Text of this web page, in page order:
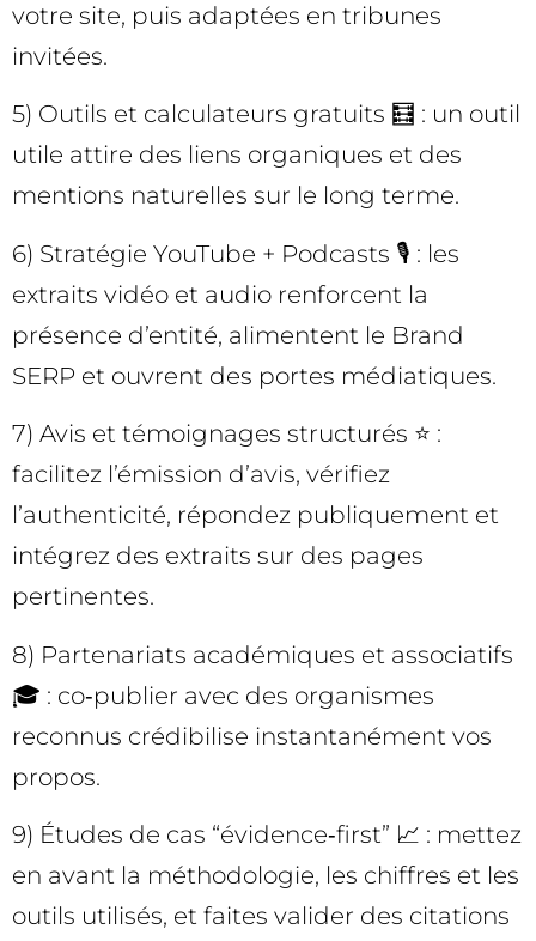
votre site, puis adaptées en tribunes
invitées.
5) Outils et calculateurs gratuits 🧮 : un outil
utile attire des liens organiques et des
mentions naturelles sur le long terme.
6) Stratégie YouTube + Podcasts 🎙️ : les
extraits vidéo et audio renforcent la
présence d’entité, alimentent le Brand
SERP et ouvrent des portes médiatiques.
7) Avis et témoignages structurés ⭐ :
facilitez l’émission d’avis, vérifiez
l’authenticité, répondez publiquement et
intégrez des extraits sur des pages
pertinentes.
8) Partenariats académiques et associatifs
🎓 : co‑publier avec des organismes
reconnus crédibilise instantanément vos
propos.
9) Études de cas “évidence‑first” 📈 : mettez
en avant la méthodologie, les chiffres et les
outils utilisés, et faites valider des citations